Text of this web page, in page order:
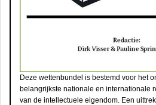
Deze wettenbundel is bestemd voor het
belangrijkste nationale en internationale
van de intellectuele eigendom. Een